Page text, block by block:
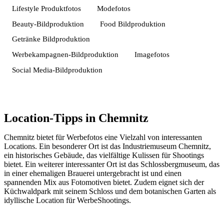
Lifestyle Produktfotos
Modefotos
Beauty-Bildproduktion
Food Bildproduktion
Getränke Bildproduktion
Werbekampagnen-Bildproduktion
Imagefotos
Social Media-Bildproduktion
Location-Tipps in Chemnitz
Chemnitz bietet für Werbefotos eine Vielzahl von interessanten
Locations. Ein besonderer Ort ist das Industriemuseum Chemnitz,
ein historisches Gebäude, das vielfältige Kulissen für Shootings
bietet. Ein weiterer interessanter Ort ist das Schlossbergmuseum, das
in einer ehemaligen Brauerei untergebracht ist und einen
spannenden Mix aus Fotomotiven bietet. Zudem eignet sich der
Küchwaldpark mit seinem Schloss und dem botanischen Garten als
idyllische Location für WerbeShootings.